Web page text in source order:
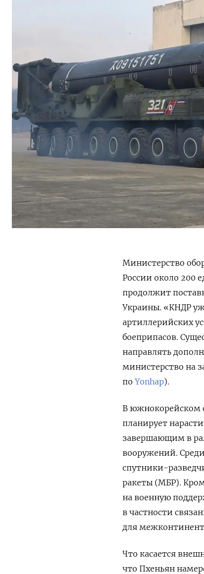
Министерство
России около 200
продолжит
Украины. «КНДР
артиллерийских
боеприпасов.
направлять
министерство на
по Yonhap).
В южнокорейском
планирует
завершающим в
вооружений.
спутники-
ракеты (МБР).
на военную
в частности
для
Что касается
что Пхеньян